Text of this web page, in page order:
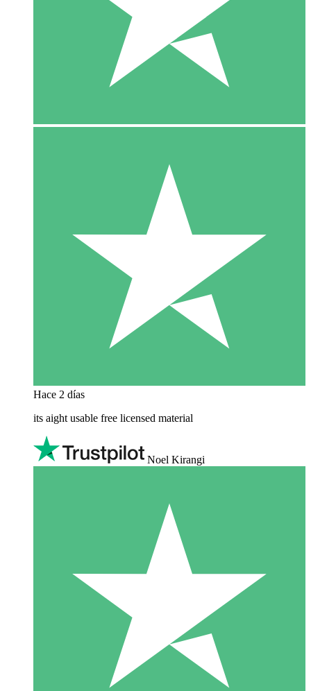
Hace 2 días
its aight usable free licensed material
Noel Kirangi